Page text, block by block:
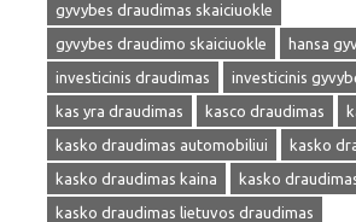
gyvybes draudimas skaiciuokle
gyvybes draudimo skaiciuokle
hansa
investicinis draudimas
investicinis
kas yra draudimas
kasco draudimas
kasko draudimas automobiliui
kasko
kasko draudimas kaina
kasko
kasko draudimas lietuvos draudimas